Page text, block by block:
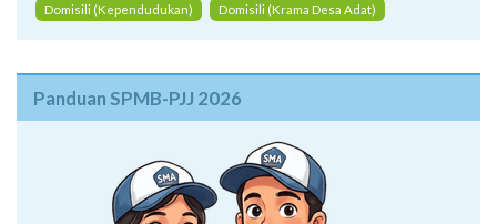
Domisili (Kependudukan)
Domisili (Krama Desa Adat)
Panduan SPMB-PJJ 2026